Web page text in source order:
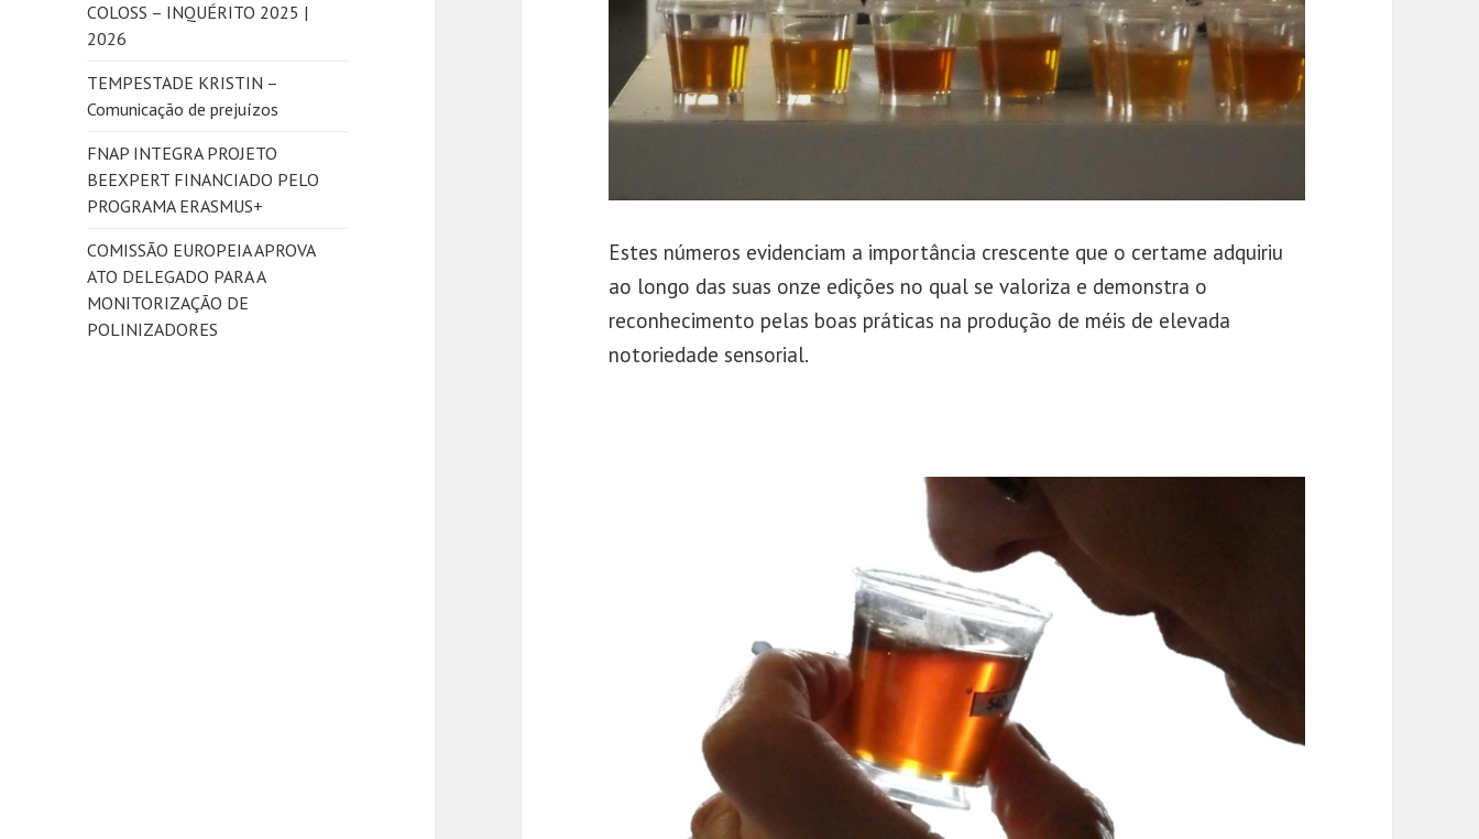
o
r
:
COLOSS – INQUÉRITO 2025 |
2026
TEMPESTADE KRISTIN –
Comunicação de prejuízos
FNAP INTEGRA PROJETO
BEEXPERT FINANCIADO PELO
PROGRAMA ERASMUS+
COMISSÃO EUROPEIA APROVA
ATO DELEGADO PARA A
MONITORIZAÇÃO DE
POLINIZADORES
Estes números evidenciam a importância crescente que o certame adquiriu
ao longo das suas onze edições no qual se valoriza e demonstra o
reconhecimento pelas boas práticas na produção de méis de elevada
notoriedade sensorial.